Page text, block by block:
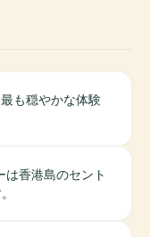
も穏やかな体験
は香港島のセント